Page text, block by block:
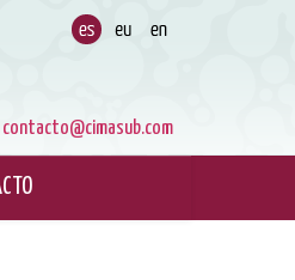
contacto@cimasub.com